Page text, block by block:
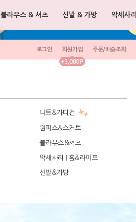
로그인 회원가입 주문/배송조회
니트&가디건
원피스&스커트
블라우스&셔츠
악세사리 홈&라이프
신발&가방
블라우스 & 셔츠 신발 & 가방 악세사리